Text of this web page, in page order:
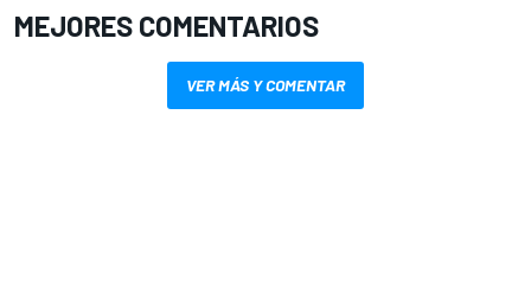
MEJORES COMENTARIOS
VER MÁS Y COMENTAR